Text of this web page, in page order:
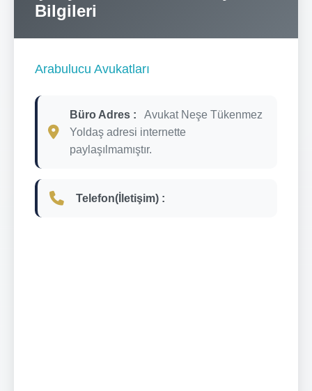
Bilgileri
Arabulucu Avukatları
Büro Adres :
Avukat Neşe Tükenmez
Yoldaş adresi internette
paylaşılmamıştır.
Telefon(İletişim) :